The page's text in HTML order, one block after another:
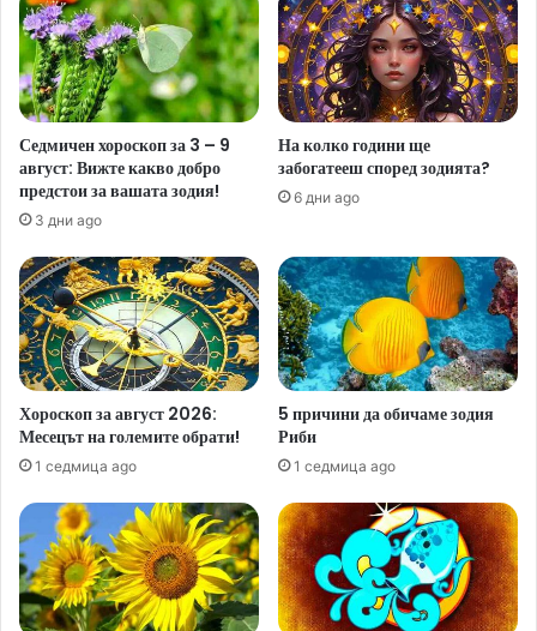
Седмичен хороскоп за 3 – 9
август: Вижте какво добро
предстои за вашата зодия!
3 дни ago
На колко години ще
забогатееш според зодията?
6 дни ago
Хороскоп за август 2026:
Месецът на големите обрати!
1 седмица ago
5 причини да обичаме зодия
Риби
1 седмица ago